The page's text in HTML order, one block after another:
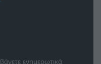
ενημερωτικά